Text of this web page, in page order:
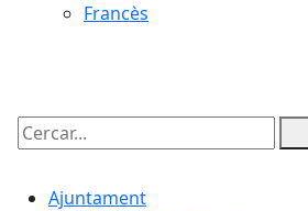
Francès
Cercar:
Ajuntament